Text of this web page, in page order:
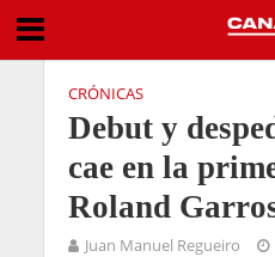
CRÓNICAS
Debut y
cae en la
Roland
Juan Manuel Regueiro